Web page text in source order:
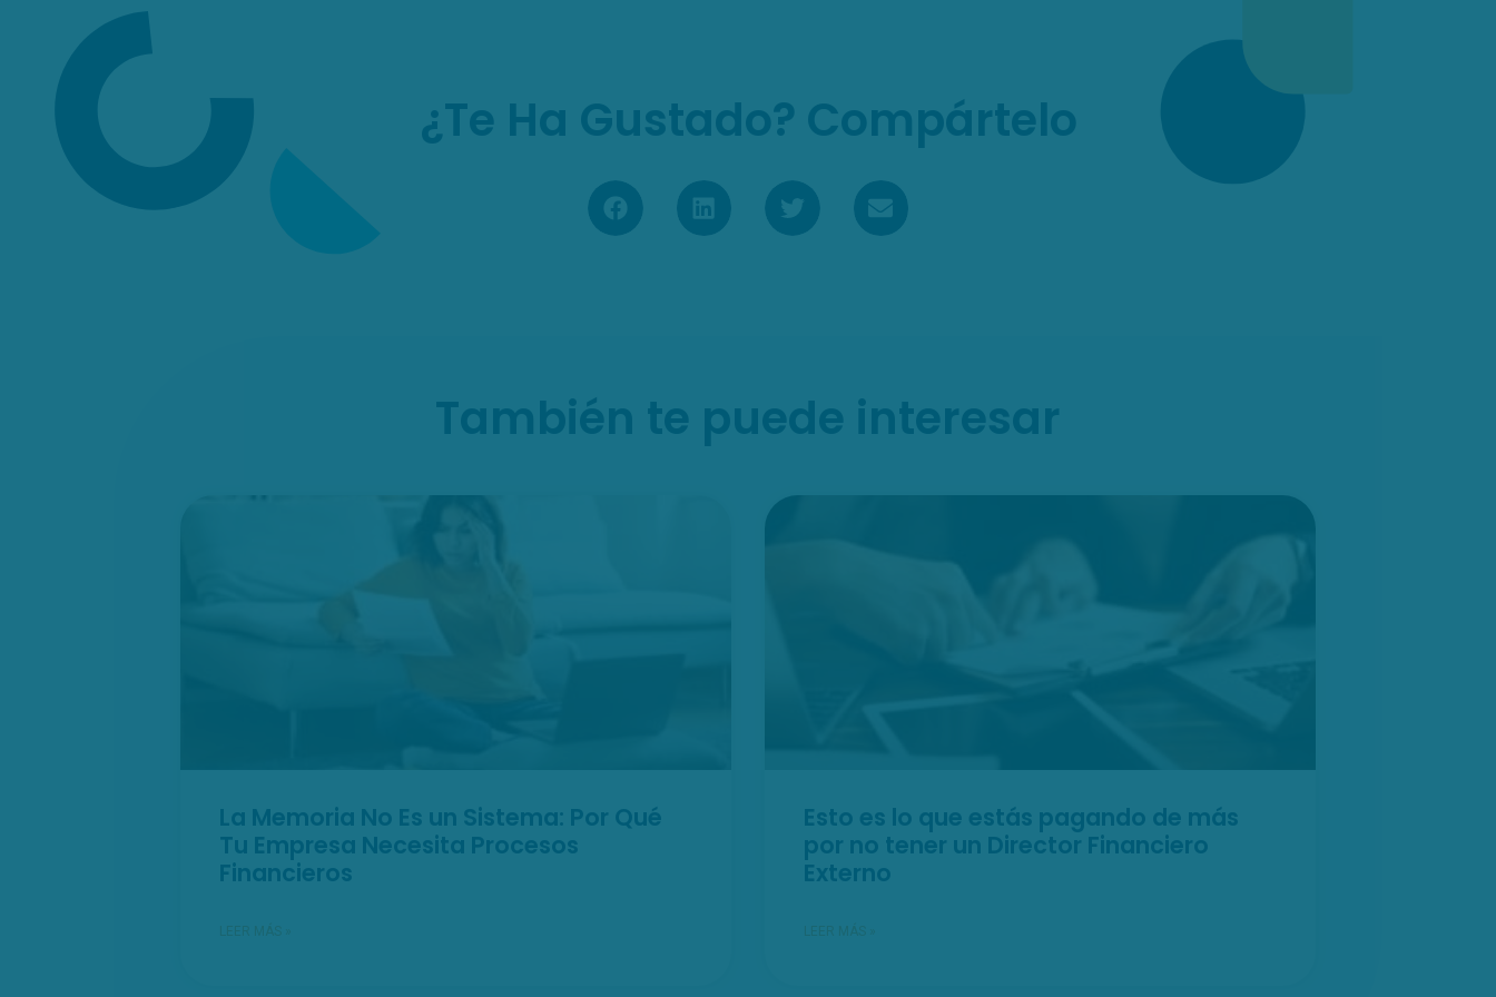
¿Te Ha Gustado? Compártelo
También te puede interesar
La Memoria No Es un Sistema: Por Qué
Tu Empresa Necesita Procesos
Financieros
LEER MÁS »
Esto es lo que estás pagando de más
por no tener un Director Financiero
Externo
LEER MÁS »